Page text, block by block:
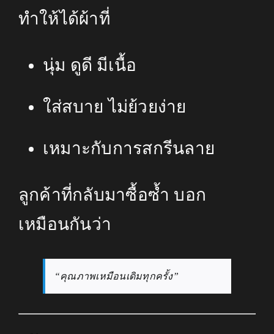
ทำให้ได้ผ้าที่
นุ่ม ดูดี มีเนื้อ
ใส่สบาย ไม่ย้วยง่าย
เหมาะกับการสกรีนลาย
ลูกค้าที่กลับมาซื้อซ้ำ บอก
เหมือนกันว่า
“คุณภาพเหมือนเดิมทุกครั้ง”